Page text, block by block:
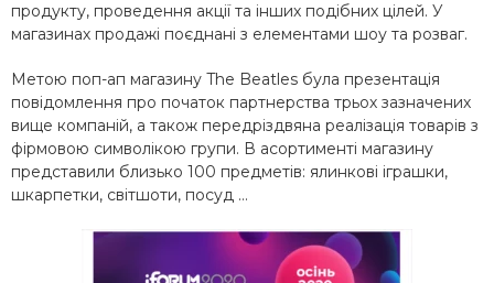
продукту, проведення акції та інших подібних цілей. У
магазинах продажі поєднані з елементами шоу та розваг.
Метою поп-ап магазину The Beatles була презентація
повідомлення про початок партнерства трьох зазначених
вище компаній, а також передріздвяна реалізація товарів з
фірмовою символікою групи. В асортименті магазину
представили близько 100 предметів: ялинкові іграшки,
шкарпетки, світшоти, посуд …